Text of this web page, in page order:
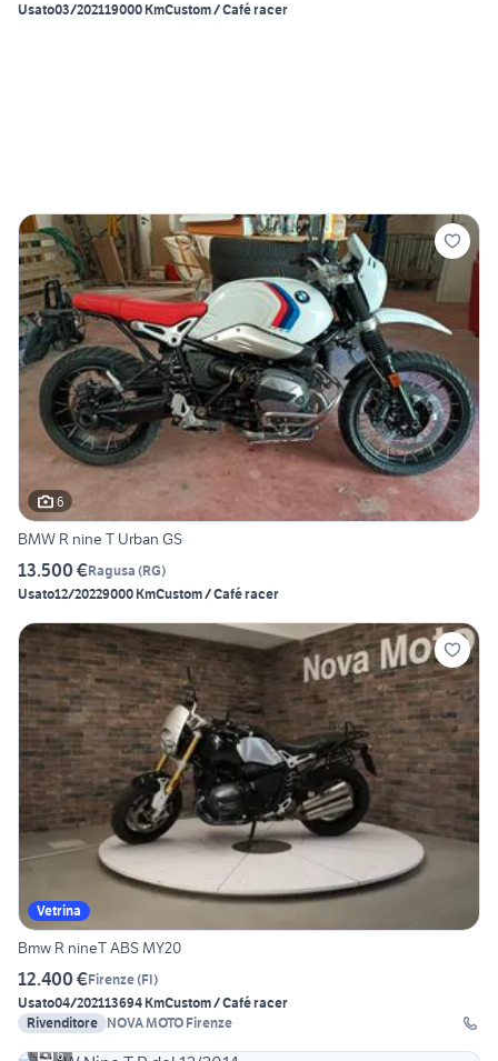
Usato03/202119000 KmCustom / Café racer
6
BMW R nine T Urban GS
13.500 €Ragusa (RG)
Usato12/20229000 KmCustom / Café racer
Vetrina
Bmw R nineT ABS MY20
12.400 €Firenze(FI)
Usato04/202113694 KmCustom / Café racer
Rivenditore NOVA MOTO Firenze
6